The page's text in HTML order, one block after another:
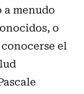
a menudo
o
el